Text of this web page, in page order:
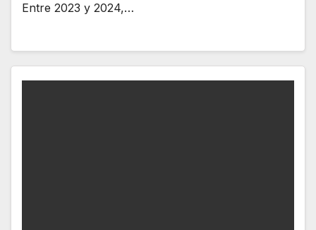
Entre 2023 y 2024,…